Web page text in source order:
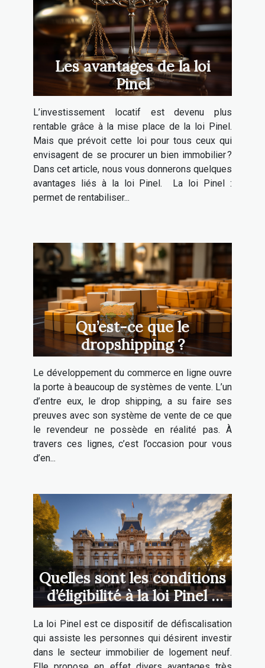
Les avantages de la loi
Pinel
L’investissement locatif est devenu plus
rentable grâce à la mise place de la loi Pinel.
Mais que prévoit cette loi pour tous ceux qui
envisagent de se procurer un bien immobilier ?
Dans cet article, nous vous donnerons quelques
avantages liés à la loi Pinel. La loi Pinel :
permet de rentabiliser...
Qu’est-ce que le
dropshipping ?
Le développement du commerce en ligne ouvre
la porte à beaucoup de systèmes de vente. L’un
d’entre eux, le drop shipping, a su faire ses
preuves avec son système de vente de ce que
le revendeur ne possède en réalité pas. À
travers ces lignes, c’est l’occasion pour vous
d’en...
Quelles sont les conditions
d’éligibilité à la loi Pinel à
Lyon ?
La loi Pinel est ce dispositif de défiscalisation
qui assiste les personnes qui désirent investir
dans le secteur immobilier de logement neuf.